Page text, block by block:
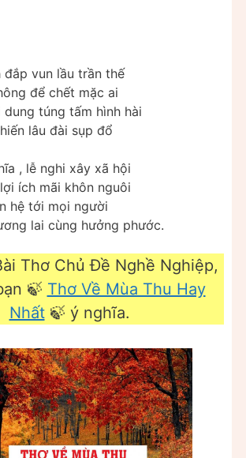
đắp vun lầu trần thế
để chết mặc ai
dung túng tấm hình hài
lâu đài sụp đổ
, lễ nghi xây xã hội
ích mãi khôn nguôi
hệ tới mọi người
lai cùng hưởng phước.
Thơ Chủ Đề Nghề Nghiệp,
🍃 Thơ Về Mùa Thu Hay
Nhất🍃 ý nghĩa.